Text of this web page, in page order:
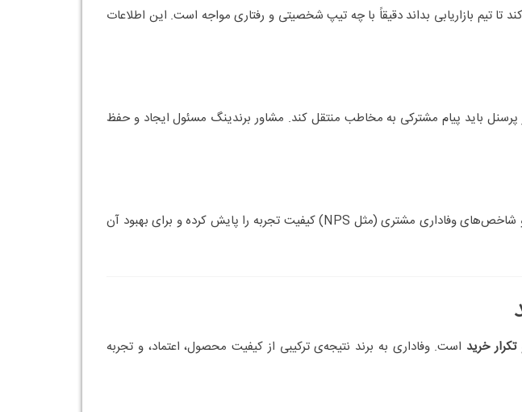
تخفیف‌های ویژه، و محتوای انحصاری را طراحی می‌کند تا تعامل و وابستگی مشتری
مانند کمپین‌های تعاملی، نظرسنجی و شبکه‌های اجتماعی را برای ارتباط مستقیم
مشتری وفادار ساختند
یک جامعه‌ی طرفدار وفادار خلق کند. هر جزئی از برند اپل بازتاب‌دهنده